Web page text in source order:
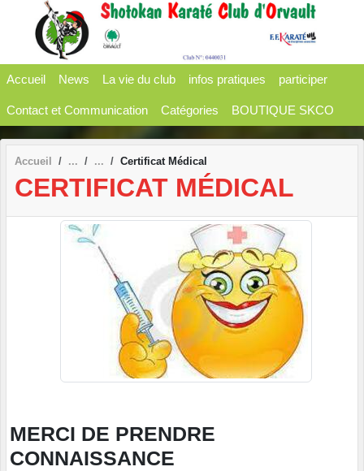
Accueil News La vie du club infos pratiques participer
Contact et Communication Catégories BOUTIQUE SKCO
Accueil Certificat Médical
CERTIFICAT MÉDICAL
MERCI DE PRENDRE
CONNAISSANCE
Panneau de gestion des cookies